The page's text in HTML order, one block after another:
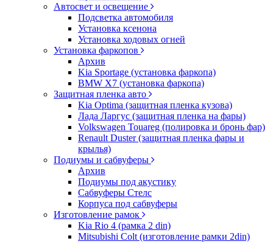
Автосвет и освещение
Подсветка автомобиля
Установка ксенона
Установка ходовых огней
Установка фаркопов
Архив
Kia Sportage (установка фаркопа)
BMW X7 (установка фаркопа)
Защитная пленка авто
Kia Optima (защитная пленка кузова)
Лада Ларгус (защитная пленка на фары)
Volkswagen Touareg (полировка и бронь фар)
Renault Duster (защитная пленка фары и
крылья)
Подиумы и сабвуферы
Архив
Подиумы под акустику
Сабвуферы Стелс
Корпуса под сабвуферы
Изготовление рамок
Kia Rio 4 (рамка 2 din)
Mitsubishi Colt (изготовление рамки 2din)